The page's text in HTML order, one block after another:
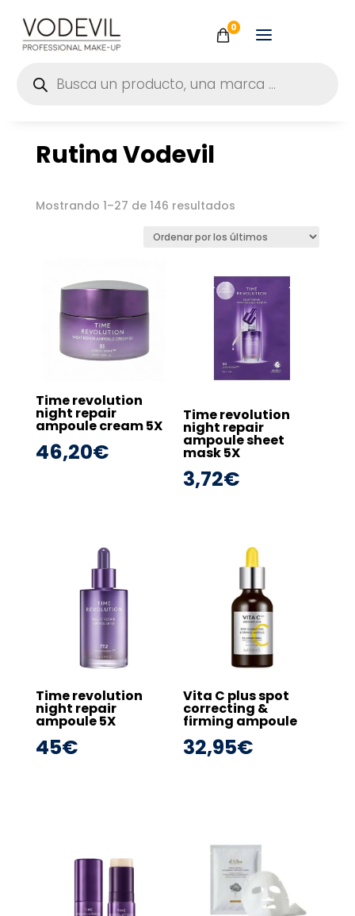
0
productos
Rutina Vodevil
Mostrando 1–27 de 146 resultadosOrdenado
los
Time revolution
night repair
ampoule cream 5X
46,20€
Time revolution
night repair
ampoule sheet
mask 5X
3,72€
Time revolution
night repair
ampoule 5X
45€
Vita C plus spot
correcting &
firming ampoule
32,95€